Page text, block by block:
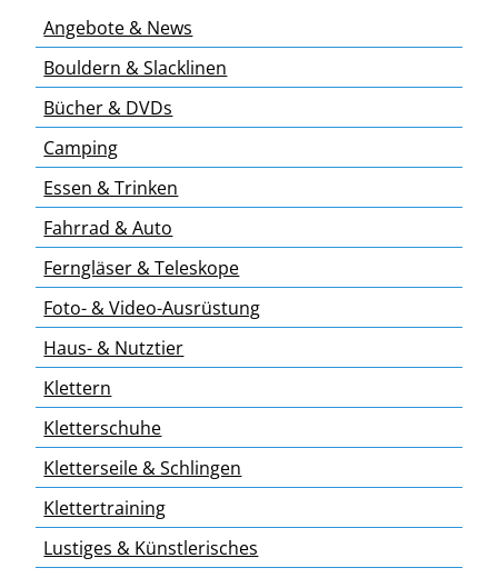
Angebote & News
Bouldern & Slacklinen
Bücher & DVDs
Camping
Essen & Trinken
Fahrrad & Auto
Ferngläser & Teleskope
Foto- & Video-Ausrüstung
Haus- & Nutztier
Klettern
Kletterschuhe
Kletterseile & Schlingen
Klettertraining
Lustiges & Künstlerisches